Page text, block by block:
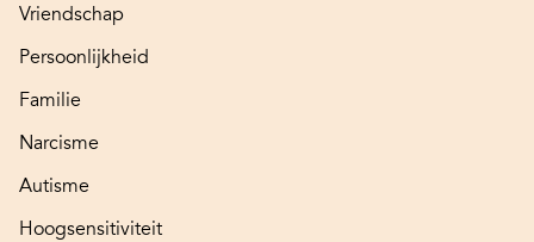
Vriendschap
Persoonlijkheid
Familie
Narcisme
Autisme
Hoogsensitiviteit